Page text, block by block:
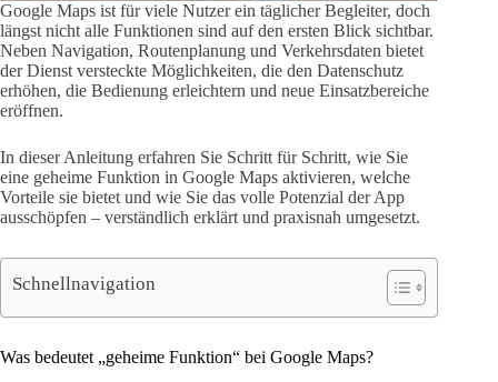
Google Maps ist für viele Nutzer ein täglicher Begleiter, doch
längst nicht alle Funktionen sind auf den ersten Blick sichtbar.
Neben Navigation, Routenplanung und Verkehrsdaten bietet
der Dienst versteckte Möglichkeiten, die den Datenschutz
erhöhen, die Bedienung erleichtern und neue Einsatzbereiche
eröffnen.
In dieser Anleitung erfahren Sie Schritt für Schritt, wie Sie
eine geheime Funktion in Google Maps aktivieren, welche
Vorteile sie bietet und wie Sie das volle Potenzial der App
ausschöpfen – verständlich erklärt und praxisnah umgesetzt.
Schnellnavigation
Was bedeutet „geheime Funktion“ bei Google Maps?